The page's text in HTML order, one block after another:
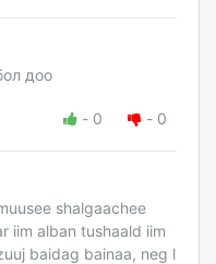
доо
- 0 - 0
shalgaachee
iim alban tushaald iim
baidag bainaa, neg l